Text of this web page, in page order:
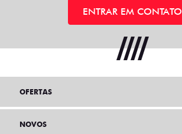
ENTRAR EM CONTATO
OFERTAS
NOVOS